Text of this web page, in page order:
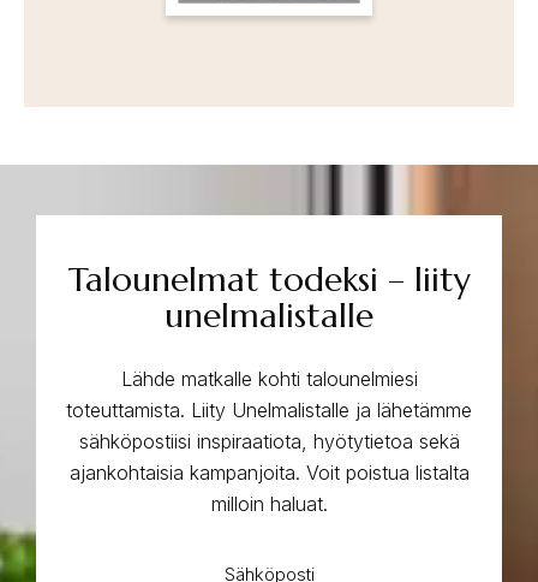
Talounelmat todeksi – liity
unelmalistalle
Lähde matkalle kohti talounelmiesi
toteuttamista. Liity Unelmalistalle ja lähetämme
sähköpostiisi inspiraatiota, hyötytietoa sekä
ajankohtaisia kampanjoita. Voit poistua listalta
milloin haluat.
Sähköposti